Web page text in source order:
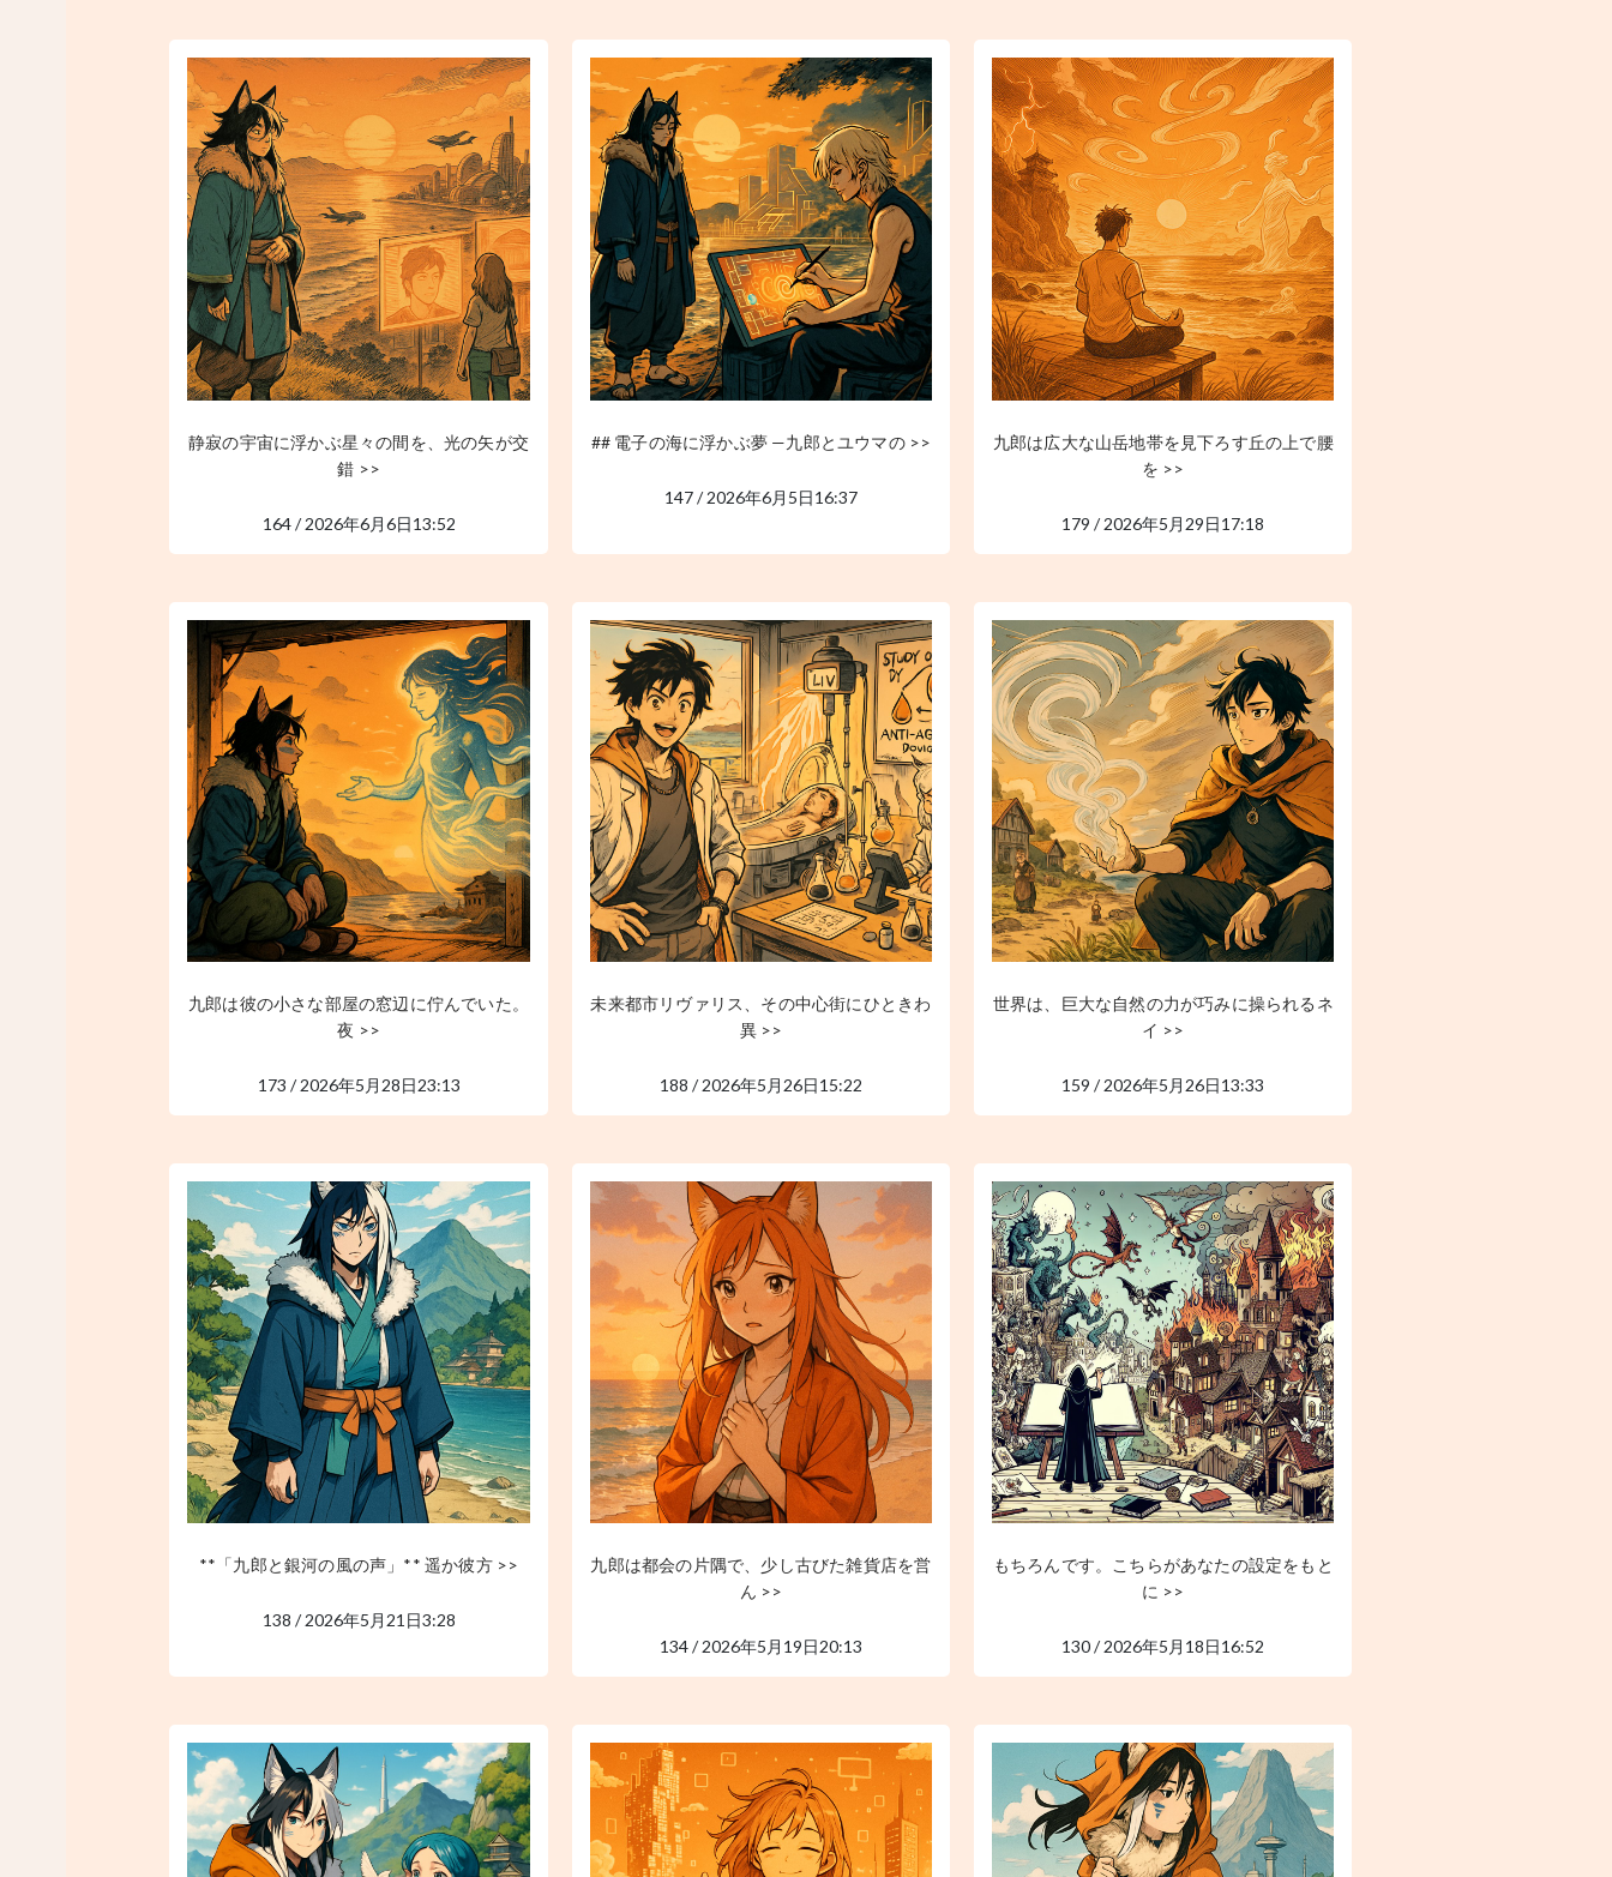
静寂の宇宙に浮かぶ星々の間を、光の矢が交
錯 >>
164 / 2026年6月6日13:52
## 電子の海に浮かぶ夢 —九郎とユウマの >>
147 / 2026年6月5日16:37
九郎は広大な山岳地帯を見下ろす丘の上で腰
を >>
179 / 2026年5月29日17:18
九郎は彼の小さな部屋の窓辺に佇んでいた。
夜 >>
173 / 2026年5月28日23:13
未来都市リヴァリス、その中心街にひときわ
異 >>
188 / 2026年5月26日15:22
世界は、巨大な自然の力が巧みに操られるネ
イ >>
159 / 2026年5月26日13:33
**「九郎と銀河の風の声」** 遥か彼方 >>
138 / 2026年5月21日3:28
九郎は都会の片隅で、少し古びた雑貨店を営
ん >>
134 / 2026年5月19日20:13
もちろんです。こちらがあなたの設定をもと
に >>
130 / 2026年5月18日16:52